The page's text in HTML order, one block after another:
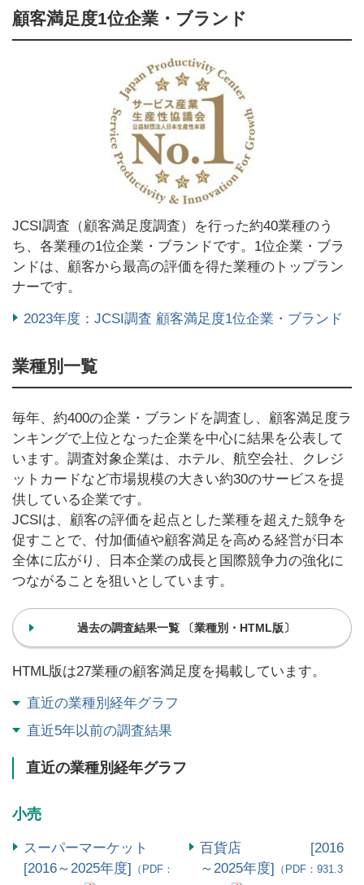
顧客満足度1位企業・ブランド
JCSI調査（顧客満足度調査）を行った約40業種のう
ち、各業種の1位企業・ブランドです。1位企業・ブラ
ンドは、顧客から最高の評価を得た業種のトップラン
ナーです。
2023年度：JCSI調査 顧客満足度1位企業・ブランド
業種別一覧
毎年、約400の企業・ブランドを調査し、顧客満足度ラ
ンキングで上位となった企業を中心に結果を公表して
います。調査対象企業は、ホテル、航空会社、クレジ
ットカードなど市場規模の大きい約30のサービスを提
供している企業です。
JCSIは、顧客の評価を起点とした業種を超えた競争を
促すことで、付加価値や顧客満足を高める経営が日本
全体に広がり、日本企業の成長と国際競争力の強化に
つながることを狙いとしています。
過去の調査結果一覧 〔業種別・HTML版〕
HTML版は27業種の顧客満足度を掲載しています。
直近の業種別経年グラフ
直近5年以前の調査結果
直近の業種別経年グラフ
小売
スーパーマーケット
[2016～2025年度]
（PDF：
百貨店 [2016
～2025年度]
（PDF：931.3